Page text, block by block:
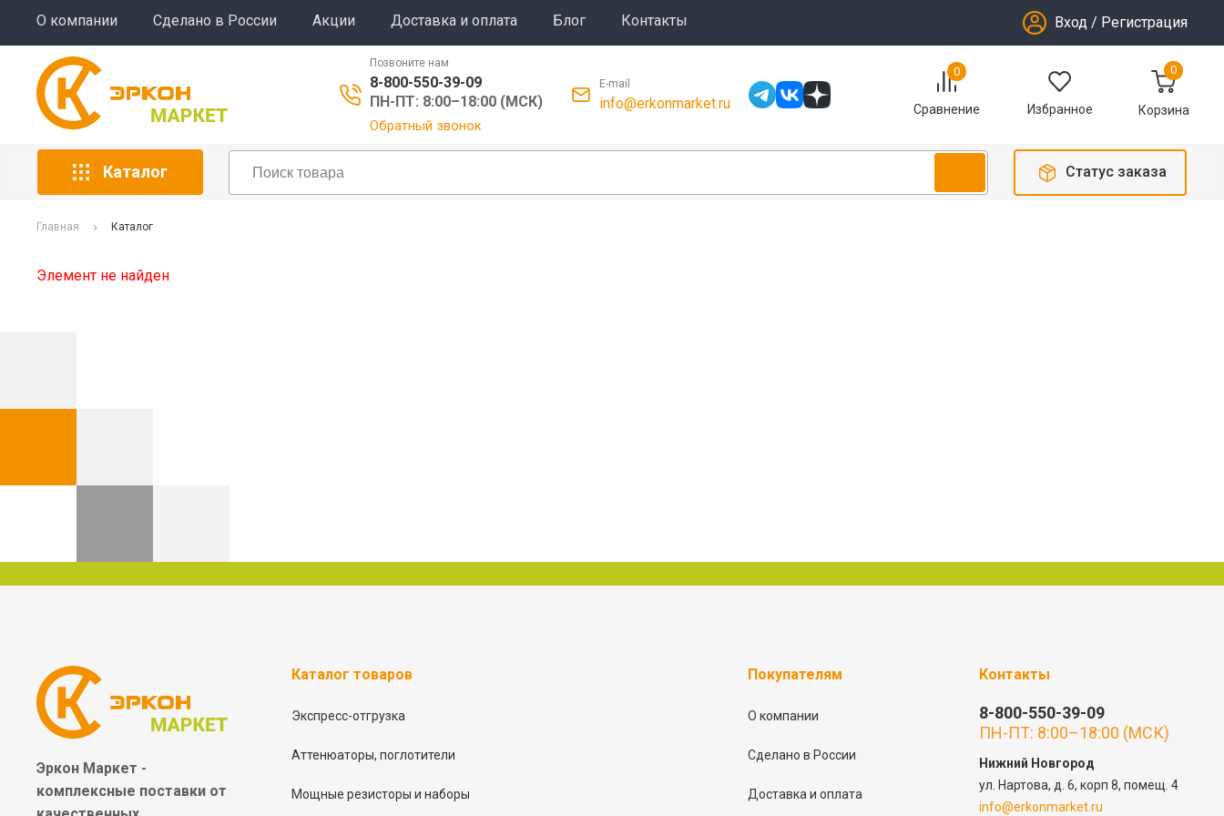
О компании Сделано в России Акции Доставка и оплата Блог Контакты Вход / Регистрация
Позвоните нам
8-800-550-39-09
ПН-ПТ: 8:00–18:00 (МСК)
Обратный звонок
E-mail
info@erkonmarket.ru
0
Сравнение Избранное
0
Корзина
Каталог Статус заказа
Главная Каталог
Элемент не найден
Эркон Маркет -
комплексные поставки от
Каталог товаров
Экспресс-отгрузка
Аттенюаторы, поглотители
Мощные резисторы и наборы
Покупателям
О компании
Сделано в России
Доставка и оплата
Контакты
8-800-550-39-09
ПН-ПТ: 8:00–18:00 (МСК)
Нижний Новгород
ул. Нартова, д. 6, корп 8, помещ. 4
info@erkonmarket.ru